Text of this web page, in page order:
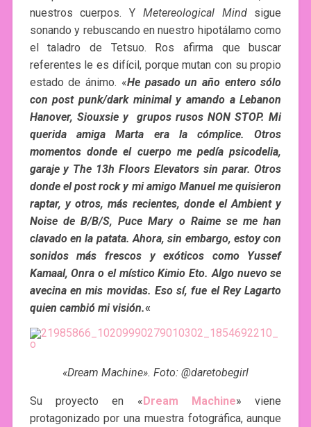
nuestros cuerpos. Y Metereological Mindsigue
sonando y rebuscando en nuestro hipotálamo como
el taladro de Tetsuo. Ros afirma que buscar
referentes le es difícil, porque mutan con su propio
estado de ánimo. «He pasado un año entero sólo
con post punk/dark minimal y amando a Lebanon
Hanover, Siouxsie y grupos rusos NON STOP. Mi
querida amiga Marta era la cómplice. Otros
momentos donde el cuerpo me pedía psicodelia,
garaje y The 13h Floors Elevators sin parar. Otros
donde el post rock y mi amigo Manuel me quisieron
raptar, y otros, más recientes, donde el Ambient y
Noise de B/B/S, Puce Mary o Raime se me han
clavado en la patata. Ahora, sin embargo, estoy con
sonidos más frescos y exóticos como Yussef
Kamaal, Onra o el místico Kimio Eto. Algo nuevo se
avecina en mis movidas. Eso sí, fue el Rey Lagarto
quien cambió mi visión.«
«Dream Machine». Foto: @daretobegirl
Su proyecto en « Dream Machine» viene
protagonizado por una muestra fotográfica, aunque